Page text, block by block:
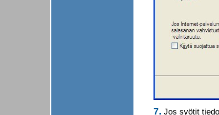
7. Jos syötit